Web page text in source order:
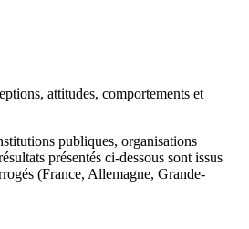
attitudes, comportements et
publiques, organisations
présentés ci-dessous sont issus
(France, Allemagne, Grande-